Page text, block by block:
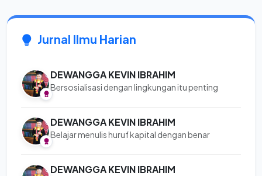
Jurnal Ilmu Harian
DEWANGGA KEVIN IBRAHIM
Bersosialisasi dengan lingkungan itu penting
DEWANGGA KEVIN IBRAHIM
Belajar menulis huruf kapital dengan benar
DEWANGGA KEVIN IBRAHIM